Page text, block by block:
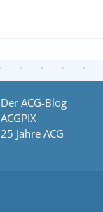
Der ACG-Blog
ACGPIX
25 Jahre ACG